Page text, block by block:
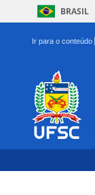
BRASIL
Ir para o conteúdo